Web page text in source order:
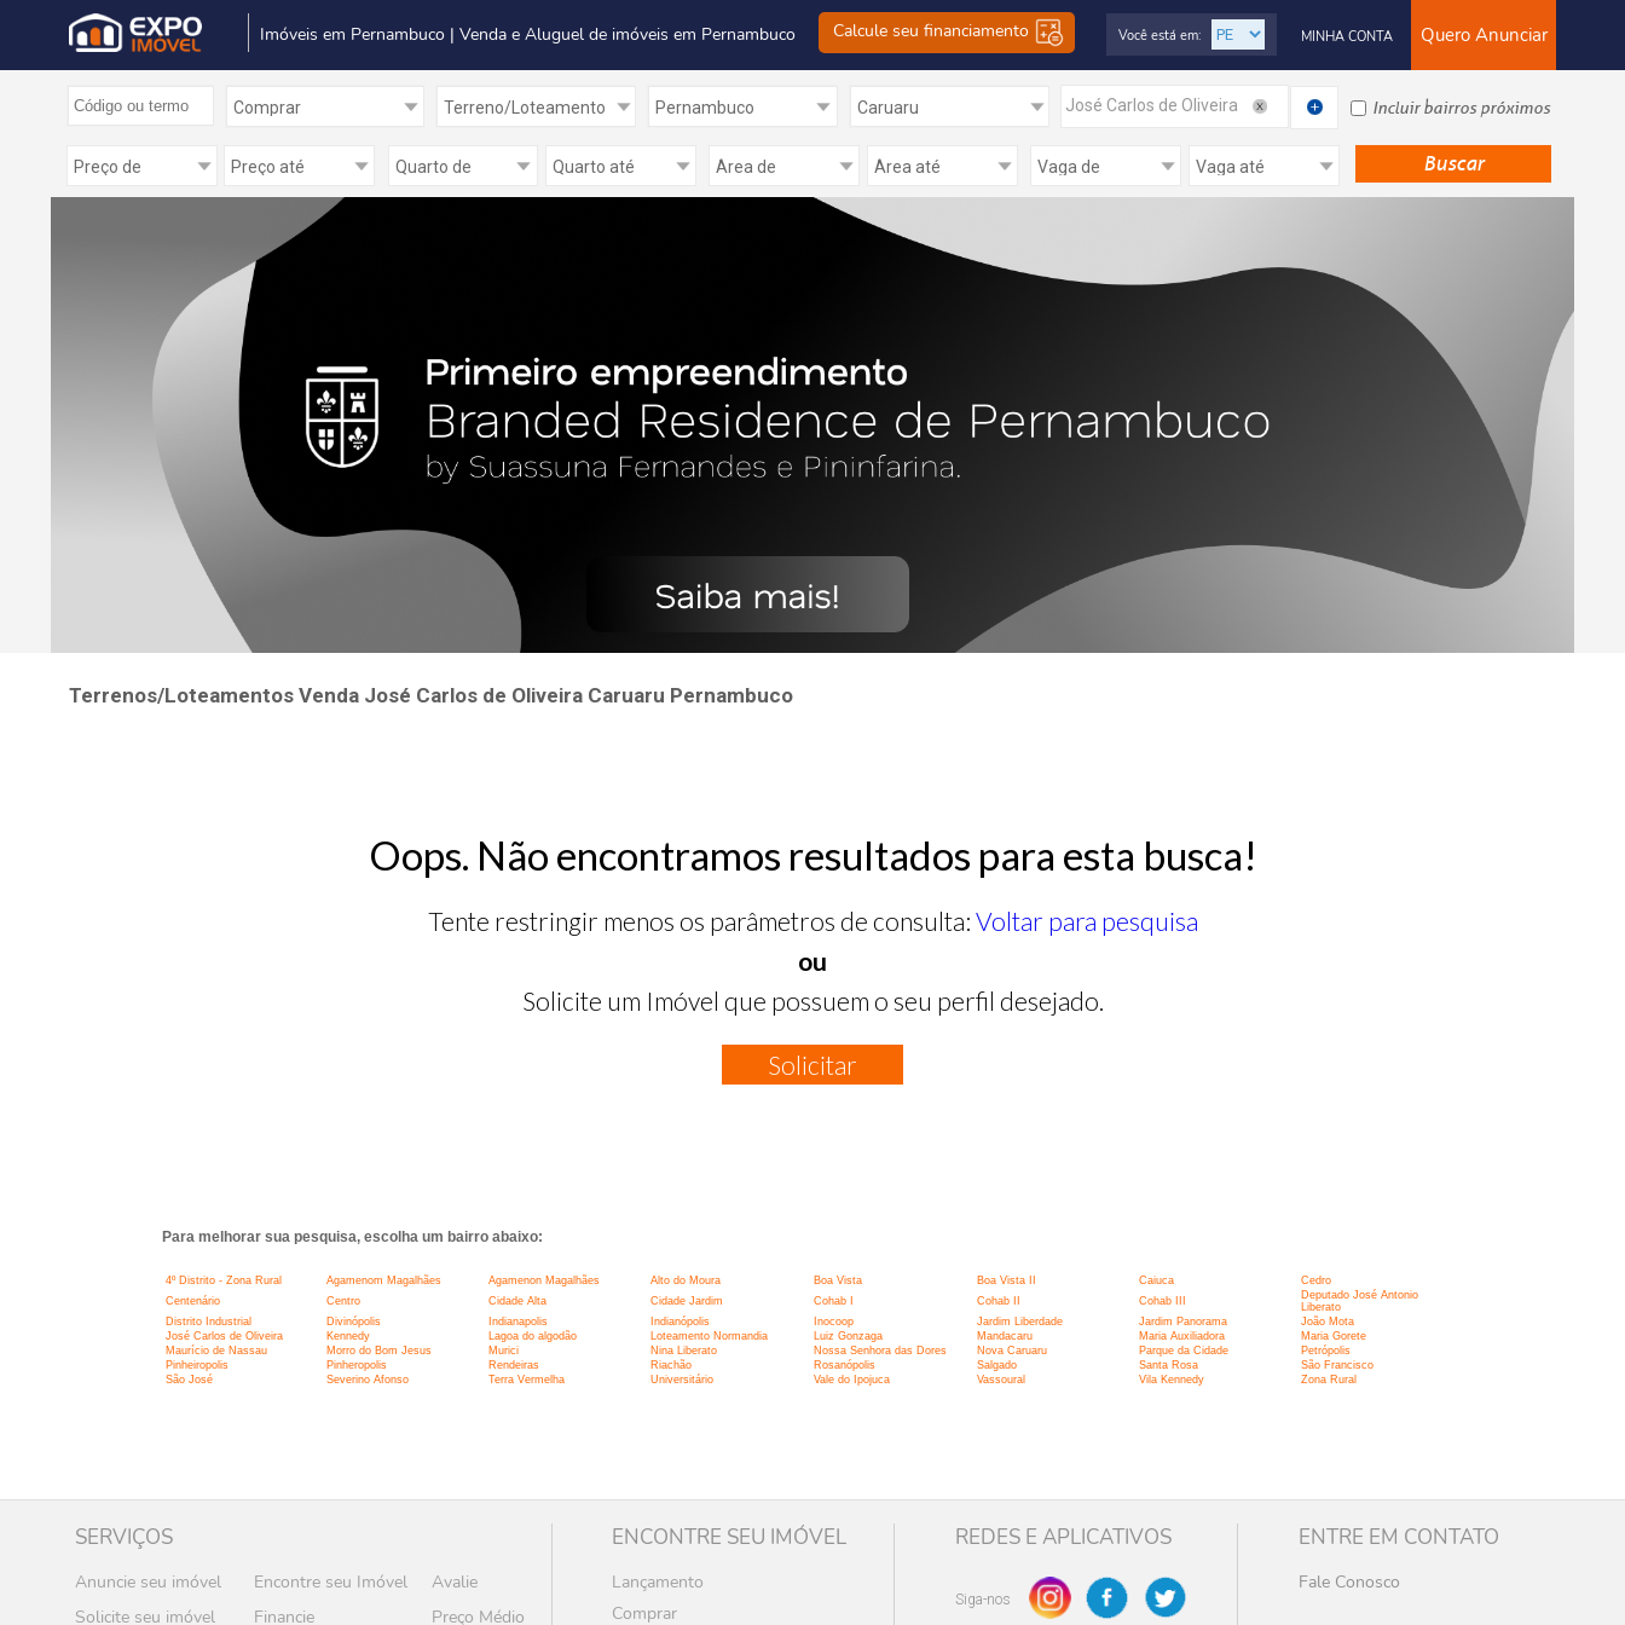
Imóveis em Pernambuco | Venda e Aluguel de imóveis em Pernambuco Calcule seu financiamento Quero Anunciar
MINHA CONTA
Você está em:
José Carlos de Oliveira Incluir bairros próximos
Terrenos/Loteamentos Venda José Carlos de Oliveira Caruaru Pernambuco
Oops. Não encontramos resultados para esta busca!
Tente restringir menos os parâmetros de consulta: Voltar para pesquisa
ou
Solicite um Imóvel que possuem o seu perfil desejado.
Solicitar
Para melhorar sua pesquisa, escolha um bairro abaixo:
4º Distrito - Zona Rural Agamenom Magalhães Agamenon Magalhães Alto do Moura Boa Vista Boa Vista II Caiuca
Cedro
Centenário
Centro Cidade Alta Cidade Jardim Cohab I Cohab II Cohab III
Deputado José Antonio
Liberato
Distrito Industrial
Divinópolis Indianapolis Indianópolis Inocoop Jardim Liberdade Jardim Panorama
João Mota
José Carlos de Oliveira
Kennedy Lagoa do algodão Loteamento Normandia Luiz Gonzaga Mandacaru Maria Auxiliadora
Maria Gorete
Maurício de Nassau
Morro do Bom Jesus Murici Nina Liberato Nossa Senhora das Dores Nova Caruaru Parque da Cidade
Petrópolis
Pinheiropolis
Pinheropolis Rendeiras Riachão Rosanópolis Salgado Santa Rosa
São Francisco
São José
Severino Afonso Terra Vermelha Universitário Vale do Ipojuca Vassoural Vila Kennedy Zona Rural
SERVIÇOS
Anuncie seu imóvel Encontre seu Imóvel
Avalie
Solicite seu imóvel
Financie Preço Médio
ENCONTRE SEU IMÓVEL
Lançamento
Comprar
REDES E APLICATIVOS
Siga-nos
ENTRE EM CONTATO
Fale Conosco